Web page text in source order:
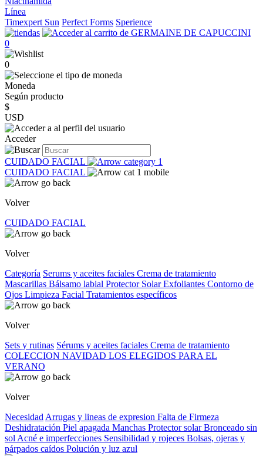
Línea
Timexpert Sun Perfect Forms Sperience
0
0
Moneda
Según producto
$
USD
Acceder
CUIDADO FACIAL
CUIDADO FACIAL
Volver
CUIDADO FACIAL
Volver
Categoría Serums y aceites faciales Crema de tratamiento
Mascarillas Bálsamo labial Protector SolarExfoliantes Contorno de
Ojos Limpieza Facial Tratamientos específicos
Volver
Sets y rutinas Sérums y aceites faciales Crema de tratamiento
COLECCION NAVIDAD LOS ELEGIDOS PARA EL
VERANO
Volver
Necesidad Arrugas y lineas de expresion Falta de Firmeza
Deshidratación Piel apagada Manchas Protector solarBronceado sin
sol Acné e imperfecciones Sensibilidad y rojeces Bolsas, ojeras y
párpados caídos Polución y luz azul